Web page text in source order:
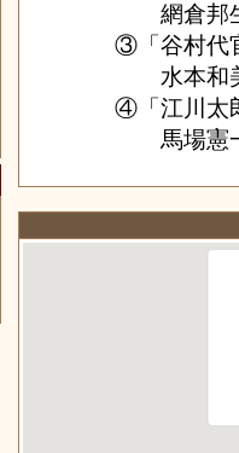
網倉邦生氏（
③「谷村代官
水本和美氏（
④「江川太郎
馬場憲一氏